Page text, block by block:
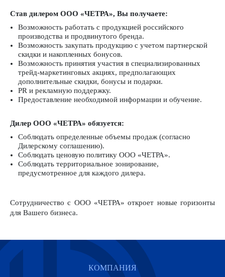
Став дилером ООО «ЧЕТРА», Вы получаете:
Возможность работать с продукцией российского
производства и продвинутого бренда.
Возможность закупать продукцию с учетом партнерской
скидки и накопленных бонусов.
Возможность принятия участия в специализированных
трейд-маркетинговых акциях, предполагающих
дополнительные скидки, бонусы и подарки.
PR и рекламную поддержку.
Предоставление необходимой информации и обучение.
Дилер ООО «ЧЕТРА» обязуется:
Соблюдать определенные объемы продаж (согласно
Дилерскому соглашению).
Соблюдать ценовую политику ООО «ЧЕТРА».
Соблюдать территориальное зонирование,
предусмотренное для каждого дилера.
Сотрудничество с ООО «ЧЕТРА» откроет новые горизонты
для Вашего бизнеса.
КОМПАНИЯ